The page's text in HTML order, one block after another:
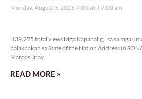
Monday, August 3, 2026 7:00 am 7:00 am
139,275 total views Mga Kapanalig, isa sa mga
palakpakan sa State of the Nation Address (o
Marcos Jr ay
READ MORE »